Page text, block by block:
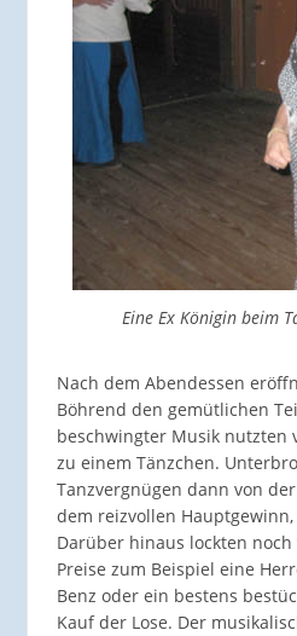
Eine Ex Königin beim
Nach dem Abendessen
Böhrend den gemütlichen
beschwingter Musik nutzten
zu einem Tänzchen.
Tanzvergnügen dann von
dem reizvollen
Darüber hinaus lockten
Preise zum Beispiel eine
Benz oder ein bestens
Kauf der Lose. Der